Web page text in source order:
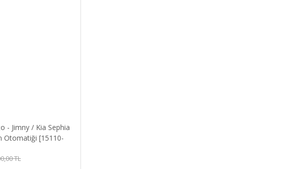
- Jimny / Kia Sephia
Otomatiği [15110-
TL